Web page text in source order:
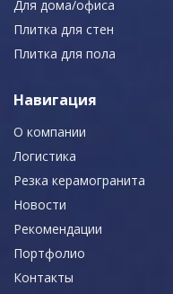
Для дома/офиса
Плитка для стен
Плитка для пола
Навигация
О компании
Логистика
Резка керамогранита
Новости
Рекомендации
Портфолио
Контакты